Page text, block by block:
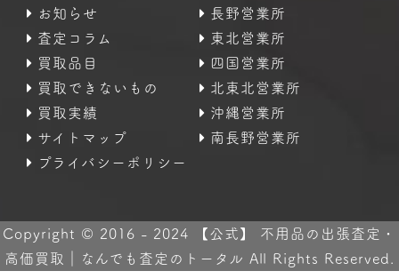
お知らせ
査定コラム
買取品目
買取できないもの
買取実績
サイトマップ
プライバシーポリシー
長野営業所
東北営業所
四国営業所
北東北営業所
沖縄営業所
南長野営業所
Copyright © 2016 - 2024 【公式】 不用品の出張査定・
高価買取｜なんでも査定のトータル All Rights Reserved.